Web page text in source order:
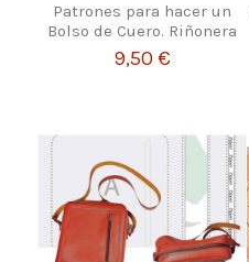
Patrones para hacer un
Bolso de Cuero. Riñonera
9,50 €